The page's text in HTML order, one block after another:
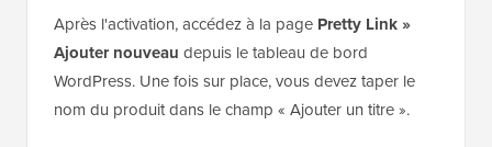
Après l'activation, accédez à la page Pretty Link »
Ajouter nouveau depuis le tableau de bord
WordPress. Une fois sur place, vous devez taper le
nom du produit dans le champ « Ajouter un titre ».